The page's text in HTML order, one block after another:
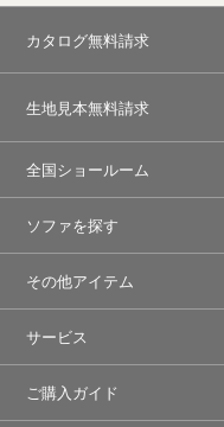
カタログ無料請求
生地見本無料請求
全国ショールーム
ソファを探す
その他アイテム
サービス
ご購入ガイド